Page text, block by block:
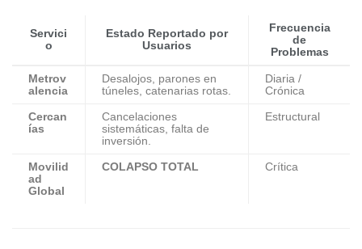
Servici
o
Estado Reportado por
Usuarios
Frecuencia
de
Problemas
Metrov
alencia
Desalojos, parones en
túneles, catenarias rotas.
Diaria /
Crónica
Cercan
ías
Cancelaciones
sistemáticas, falta de
inversión.
Estructural
Movilid
ad
Global
COLAPSO TOTAL Crítica